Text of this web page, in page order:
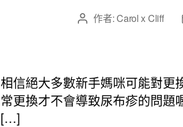
文 作者:Carol x Cliff
相信絕大多數新手媽咪可能對更
常更換才不會導致尿布疹的問題
[…]